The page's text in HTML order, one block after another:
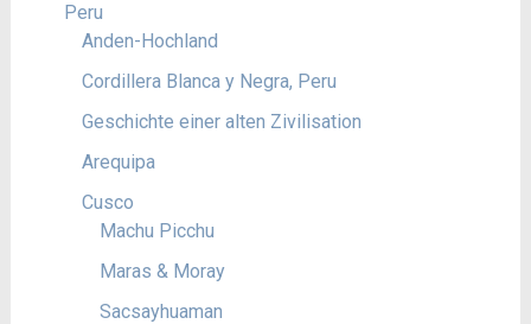
Peru
Anden-Hochland
Cordillera Blanca y Negra, Peru
Geschichte einer alten Zivilisation
Arequipa
Cusco
Machu Picchu
Maras & Moray
Sacsayhuaman